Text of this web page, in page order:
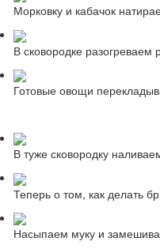
Морковку и кабачок
В сковородке
Готовые овощи
В туже сковородку
Теперь о том, как делать
Насыпаем муку и